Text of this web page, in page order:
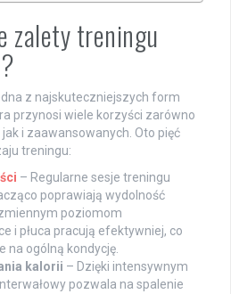
zalety treningu
z najskuteczniejszych form
przynosi wiele korzyści zarówno
i zaawansowanych. Oto pięć
treningu:
– Regularne sesje treningu
poprawiają wydolność
poziomom
i płuca pracują efektywniej, co
na ogólną kondycję.
kalorii – Dzięki intensywnym
pozwala na spalenie